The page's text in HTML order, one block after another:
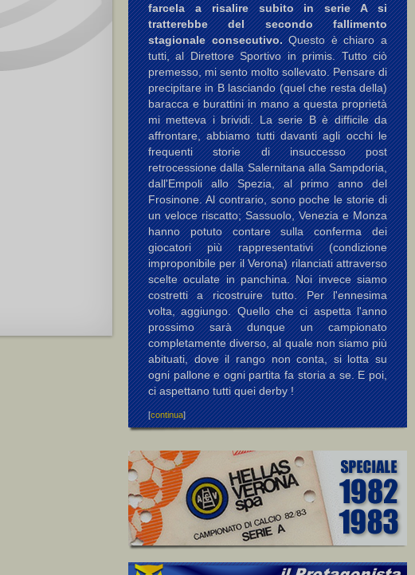
farcela a risalire subito in serie A si
tratterebbe del secondo fallimento
stagionale consecutivo.Questo è chiaro a
tutti, al Direttore Sportivo in primis. Tutto ciò
premesso, mi sento molto sollevato. Pensare di
precipitare in B lasciando (quel che resta della)
baracca e burattini in mano a questa proprietà
mi metteva i brividi. La serie B è difficile da
affrontare, abbiamo tutti davanti agli occhi le
frequenti storie di insuccesso post
retrocessione dalla Salernitana alla Sampdoria,
dall'Empoli allo Spezia, al primo anno del
Frosinone. Al contrario, sono poche le storie di
un veloce riscatto; Sassuolo, Venezia e Monza
hanno potuto contare sulla conferma dei
giocatori più rappresentativi (condizione
improponibile per il Verona) rilanciati attraverso
scelte oculate in panchina. Noi invece siamo
costretti a ricostruire tutto. Per l'ennesima
volta, aggiungo. Quello che ci aspetta l'anno
prossimo sarà dunque un campionato
completamente diverso, al quale non siamo più
abituati, dove il rango non conta, si lotta su
ogni pallone e ogni partita fa storia a se. E poi,
ci aspettano tutti quei derby !
[continua]